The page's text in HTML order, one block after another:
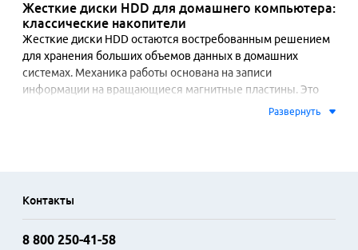
Жесткие диски HDD для домашнего компьютера:
классические накопители
Жесткие диски HDD остаются востребованным решением
для хранения больших объемов данных в домашних
системах. Механика работы основана на записи
информации на вращающиеся магнитные пластины. Это
обеспечивает значительную емкость при доступной цене
Ключевыми параметрами выбора являются объем памяти,
скорость вращения шпинделя и объем кэш-памяти.
Емкость варьируется от 500 ГБ до 18 ТБ, позволяя
Развернуть
Контакты
8 800 250-41-58